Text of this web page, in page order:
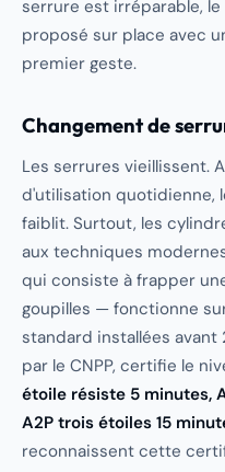
serrure est irréparable,
proposé sur place avec
premier geste.
Changement de
Les serrures vieillissent.
d'utilisation quotidienne,
faiblit. Surtout, les
aux techniques
qui consiste à frapper
goupilles — fonctionne
standard installées avant
par le CNPP, certifie le
étoile résiste 5 minutes,
A2P trois étoiles 15
reconnaissent cette